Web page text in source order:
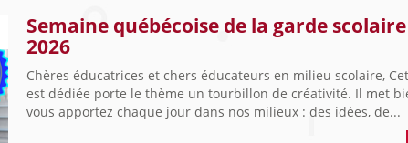
Semaine québécoise de la garde
2026
Chères éducatrices et chers éducateurs en milieu scolaire,
est dédiée porte le thème un tourbillon de créativité. Il met
vous apportez chaque jour dans nos milieux : des idées, de...